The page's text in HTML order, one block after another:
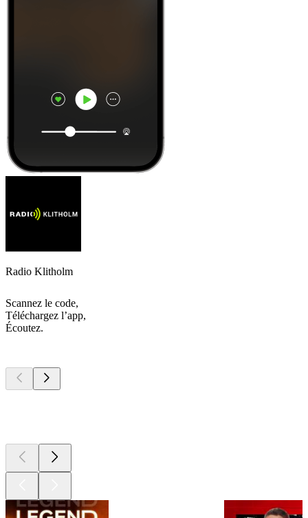
Radio Klitholm
Scannez le code,
Téléchargez l’app,
Écoutez.